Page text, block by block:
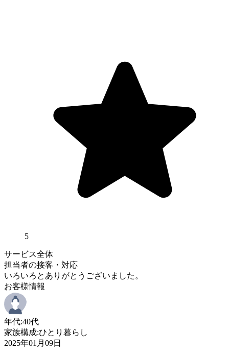
5
サービス全体
担当者の接客・対応
いろいろとありがとうございました。
お客様情報
年代:40代
家族構成:ひとり暮らし
2025年01月09日